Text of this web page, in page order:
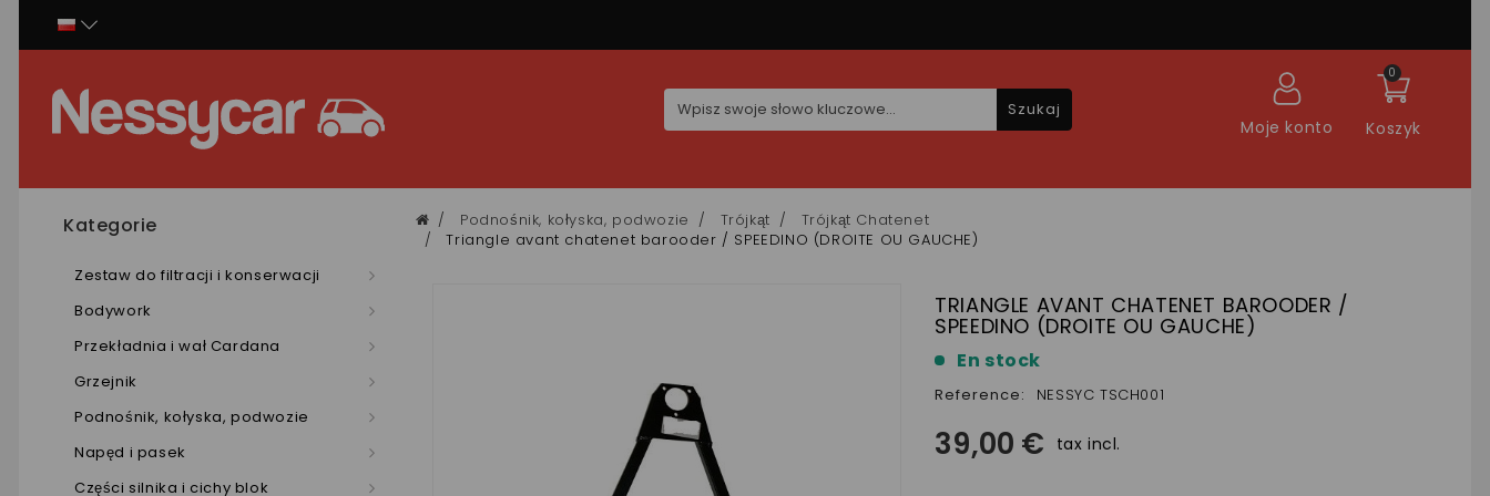
Koszyk
0
Moje konto
Szukaj
Kategorie
Zestaw do filtracji i konserwacji
Bodywork
Przekładnia i wał Cardana
Grzejnik
Podnośnik, kołyska, podwozie
Napęd i pasek
Części silnika i cichy blok
Podnośnik, kołyska, podwozie Trójkąt
Trójkąt Chatenet
Triangle avant chatenet barooder / SPEEDINO (DROITE OU GAUCHE)
TRIANGLE AVANT CHATENET BAROODER /
SPEEDINO (DROITE OU GAUCHE)
En stock
Reference: NESSYC TSCH001
39,00 € tax incl.